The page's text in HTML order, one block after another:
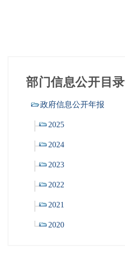
部门信息公开目录
政府信息公开年报
2025
2024
2023
2022
2021
2020